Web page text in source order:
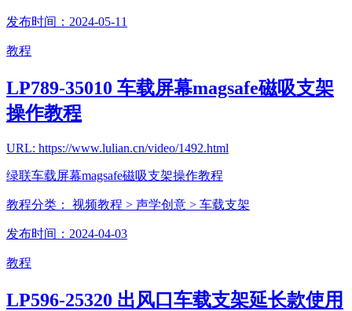
发布时间：2024-05-11
教程
LP789-35010 车载屏幕magsafe磁吸支架
操作教程
URL: https://www.lulian.cn/video/1492.html
绿联车载屏幕magsafe磁吸支架操作教程
教程分类： 视频教程 > 声学创意 > 车载支架
发布时间：2024-04-03
教程
LP596-25320 出风口车载支架延长款使用